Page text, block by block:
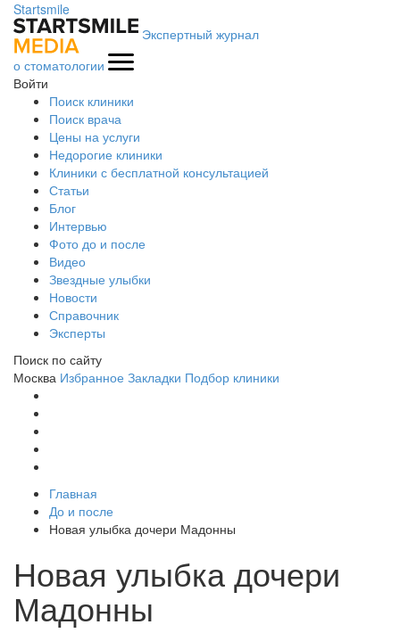
Startsmile
Экспертный журнал
о стоматологии
Войти
Поиск клиники
Поиск врача
Цены на услуги
Недорогие клиники
Клиники с бесплатной консультацией
Статьи
Блог
Интервью
Фото до и после
Видео
Звездные улыбки
Новости
Справочник
Эксперты
Поиск по сайту
Москва Избранное Закладки Подбор клиники
Главная
До и после
Новая улыбка дочери Мадонны
Новая улыбка дочери
Мадонны